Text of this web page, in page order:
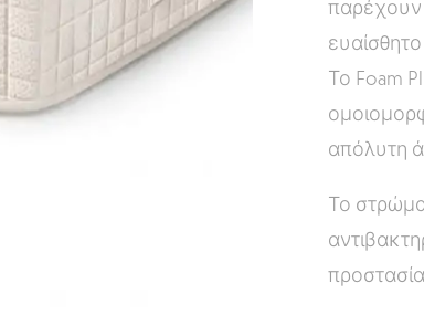
παρέχουν
Το Foam
απόλυτη
Το στρώμα